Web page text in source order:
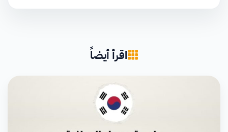
اقرأ أيضاً